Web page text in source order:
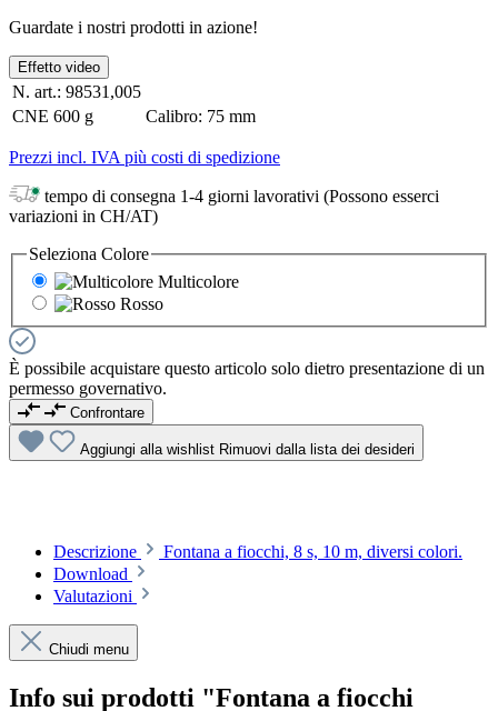
Guardate i nostri prodotti in azione!
Effetto video
N. art.: 98531,005
CNE 600 g Calibro: 75 mm
Prezzi incl. IVA più costi di spedizione
tempo di consegna 1-4 giorni lavorativi (Possono esserci
variazioni in CH/AT)
Seleziona Colore
Multicolore
Rosso
È possibile acquistare questo articolo solo dietro presentazione di un
permesso governativo.
Confrontare
Aggiungi alla wishlist Rimuovi dalla lista dei desideri
Descrizione
Fontana a fiocchi, 8 s, 10 m, diversi colori.
Download
Valutazioni
Chiudi menu
Info sui prodotti "Fontana a fiocchi